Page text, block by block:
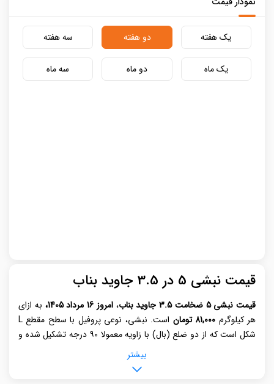
یک هفته دو هفته سه هفته
یک ماه دو ماه سه ماه
قیمت نبشی 5 در 3.5 جاوید بناب
قیمت نبشی 5 ضخامت 3.5 جاوید بناب ، امروز 16 مرداد 1405،
به ازای
هر کیلوگرم
است. نبشی، نوعی پروفیل با سطح مقطع L
شکل است که از دو ضلع (بال) با زاویه معمولا ۹۰ درجه تشکیل شده و
در دو نوع بال مساوی و بال نامساوی تولید می‌شود. ابعاد نبشی با
طول بال اول، طول بال دوم و ضخامت بال‌ها مشخص می‌گردد. این
بیشتر